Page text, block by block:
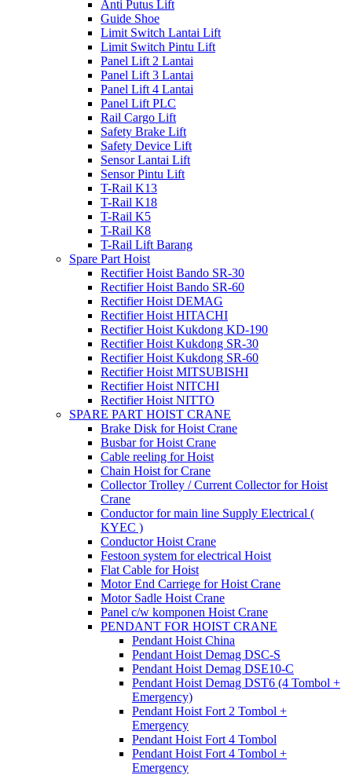
Anti Putus Lift
Guide Shoe
Limit Switch Lantai Lift
Limit Switch Pintu Lift
Panel Lift 2 Lantai
Panel Lift 3 Lantai
Panel Lift 4 Lantai
Panel Lift PLC
Rail Cargo Lift
Safety Brake Lift
Safety Device Lift
Sensor Lantai Lift
Sensor Pintu Lift
T-Rail K13
T-Rail K18
T-Rail K5
T-Rail K8
T-Rail Lift Barang
Spare Part Hoist
Rectifier Hoist Bando SR-30
Rectifier Hoist Bando SR-60
Rectifier Hoist DEMAG
Rectifier Hoist HITACHI
Rectifier Hoist Kukdong KD-190
Rectifier Hoist Kukdong SR-30
Rectifier Hoist Kukdong SR-60
Rectifier Hoist MITSUBISHI
Rectifier Hoist NITCHI
Rectifier Hoist NITTO
SPARE PART HOIST CRANE
Brake Disk for Hoist Crane
Busbar for Hoist Crane
Cable reeling for Hoist
Chain Hoist for Crane
Collector Trolley / Current Collector for Hoist
Crane
Conductor for main line Supply Electrical (
KYEC )
Conductor Hoist Crane
Festoon system for electrical Hoist
Flat Cable for Hoist
Motor End Carriege for Hoist Crane
Motor Sadle Hoist Crane
Panel c/w komponen Hoist Crane
PENDANT FOR HOIST CRANE
Pendant Hoist China
Pendant Hoist Demag DSC-S
Pendant Hoist Demag DSE10-C
Pendant Hoist Demag DST6 (4 Tombol +
Emergency)
Pendant Hoist Fort 2 Tombol +
Emergency
Pendant Hoist Fort 4 Tombol
Pendant Hoist Fort 4 Tombol +
Emergency